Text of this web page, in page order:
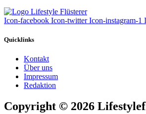
Icon-facebook Icon-twitter Icon-instagram-1
Quicklinks
Kontakt
Über uns
Impressum
Redaktion
Copyright © 2026